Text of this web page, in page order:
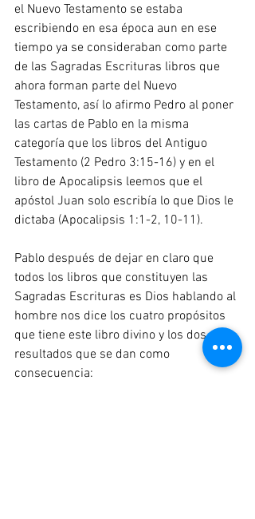
el Nuevo Testamento se estaba
escribiendo en esa época aun en ese
tiempo ya se consideraban como parte
de las Sagradas Escrituras libros que
ahora forman parte del Nuevo
Testamento, así lo afirmo Pedro al poner
las cartas de Pablo en la misma
categoría que los libros del Antiguo
Testamento (2 Pedro 3:15-16) y en el
libro de Apocalipsis leemos que el
apóstol Juan solo escribía lo que Dios le
dictaba (Apocalipsis 1:1-2, 10-11).
Pablo después de dejar en claro que
todos los libros que constituyen las
Sagradas Escrituras es Dios hablando al
hombre nos dice los cuatro propósitos
que tiene este libro divino y los dos
resultados que se dan como
consecuencia: